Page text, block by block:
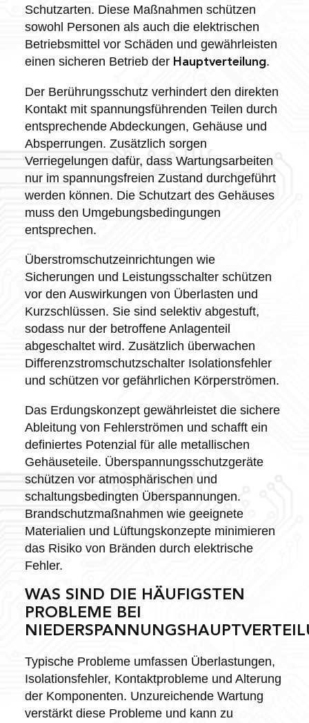
Schutzarten. Diese Maßnahmen schützen
sowohl Personen als auch die elektrischen
Betriebsmittel vor Schäden und gewährleisten
einen sicheren Betrieb der Hauptverteilung.
Der Berührungsschutz verhindert den direkten
Kontakt mit spannungsführenden Teilen durch
entsprechende Abdeckungen, Gehäuse und
Absperrungen. Zusätzlich sorgen
Verriegelungen dafür, dass Wartungsarbeiten
nur im spannungsfreien Zustand durchgeführt
werden können. Die Schutzart des Gehäuses
muss den Umgebungsbedingungen
entsprechen.
Überstromschutzeinrichtungen wie
Sicherungen und Leistungsschalter schützen
vor den Auswirkungen von Überlasten und
Kurzschlüssen. Sie sind selektiv abgestuft,
sodass nur der betroffene Anlagenteil
abgeschaltet wird. Zusätzlich überwachen
Differenzstromschutzschalter Isolationsfehler
und schützen vor gefährlichen Körperströmen.
Das Erdungskonzept gewährleistet die sichere
Ableitung von Fehlerströmen und schafft ein
definiertes Potenzial für alle metallischen
Gehäuseteile. Überspannungsschutzgeräte
schützen vor atmosphärischen und
schaltungsbedingten Überspannungen.
Brandschutzmaßnahmen wie geeignete
Materialien und Lüftungskonzepte minimieren
das Risiko von Bränden durch elektrische
Fehler.
WAS SIND DIE HÄUFIGSTEN
PROBLEME BEI
Typische Probleme umfassen Überlastungen,
Isolationsfehler, Kontaktprobleme und Alterung
der Komponenten. Unzureichende Wartung
verstärkt diese Probleme und kann zu